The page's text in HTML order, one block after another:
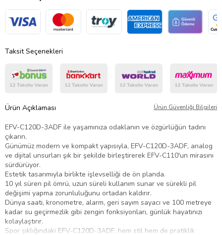
Taksit Seçenekleri
Ürün Açıklaması Ürün Güvenliği Bilgileri
EFV-C120D-3ADF ile yaşamınıza odaklanın ve özgürlüğün tadını
çıkarın.
Günümüz modern ve kompakt yapısıyla, EFV-C120D-3ADF, analog
ve dijital unsurları şık bir şekilde birleştirerek EFV-C110'un mirasını
sürdürüyor.
Estetik tasarımıyla birlikte işlevselliği de ön planda.
10 yıl süren pil ömrü, uzun süreli kullanım sunar ve sürekli pil
değişimi yapma zorunluluğunu ortadan kaldırır.
Dünya saati, kronometre, alarm, geri sayım sayacı ve 100 metreye
kadar su geçirmezlik gibi zengin fonksiyonları, günlük hayatınızı
kolaylaştırır.
Spor şıklığındaki EFV-C120D-3ADF, hem stil hem de pratiklik